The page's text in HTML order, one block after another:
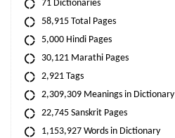
71 Dictionaries
58,915 Total Pages
5,000 Hindi Pages
30,121 Marathi Pages
2,921 Tags
2,309,309 Meanings in Dictionary
22,745 Sanskrit Pages
1,153,927 Words in Dictionary